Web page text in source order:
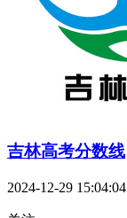
吉林高考分数线
2024-12-29 15:04:04